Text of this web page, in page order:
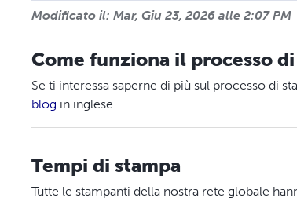
Modificato il: Mar, Giu 23, 2026 alle 2:07 PM
Come funziona il processo di
Se ti interessa saperne di più sul processo di
blog in inglese.
Tempi di stampa
Tutte le stampanti della nostra rete globale